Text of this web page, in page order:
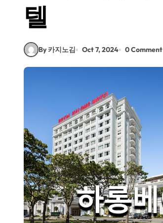
텔
By 카지노김 Oct 7, 2024 0 Comment